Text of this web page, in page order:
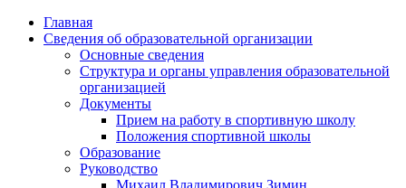
Главная
Сведения об образовательной организации
Основные сведения
Структура и органы управления образовательной
организацией
Документы
Прием на работу в спортивную школу
Положения спортивной школы
Образование
Руководство
Михаил Владимирович Зимин